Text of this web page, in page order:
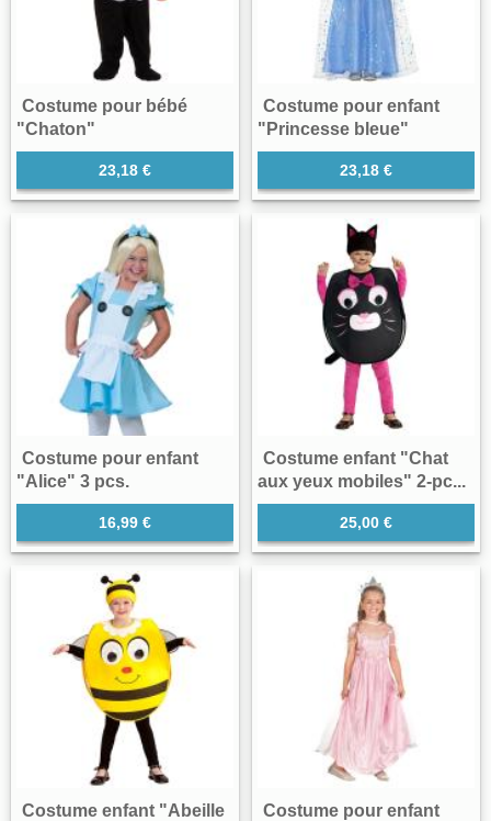
Costume pour bébé
"Chaton"
23,18 €
Costume pour enfant
"Princesse bleue"
23,18 €
Costume pour enfant
"Alice" 3 pcs.
16,99 €
Costume enfant "Chat
aux yeux mobiles" 2-pc...
25,00 €
Costume enfant "Abeille
Costume pour enfant